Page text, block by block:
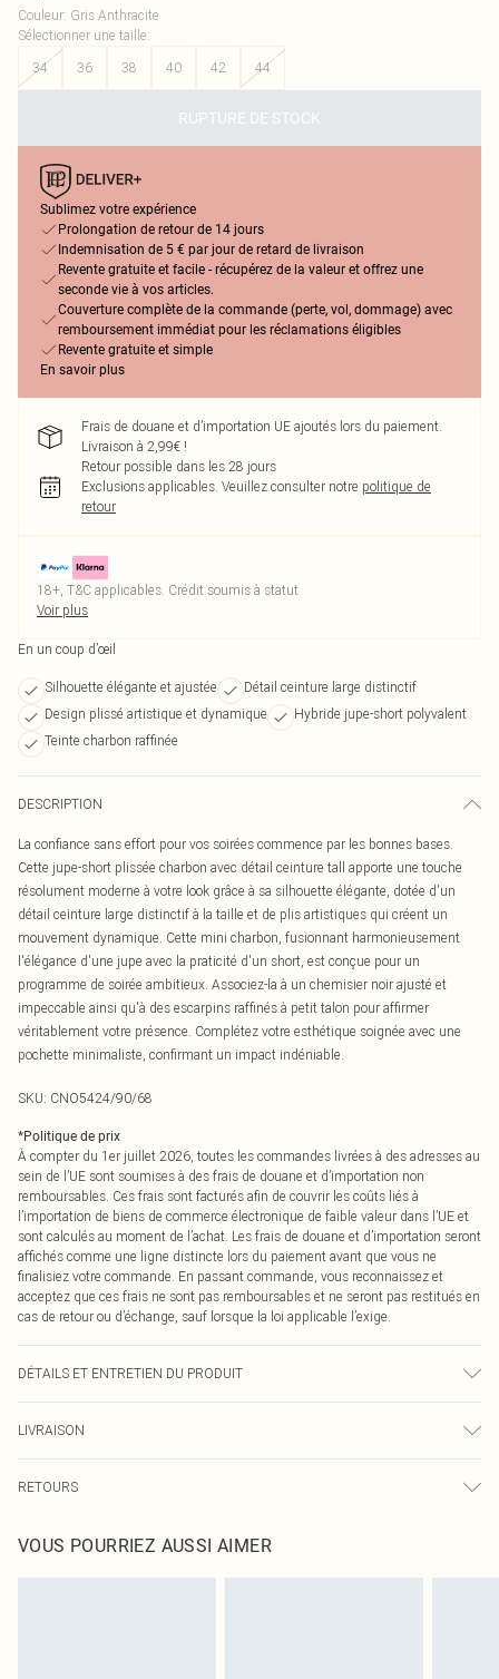
Couleur: Gris Anthracite
Sélectionner une taille:
34
36 38 40 42 44
RUPTURE DE STOCK
Sublimez votre expérience
Prolongation de retour de 14 jours
Indemnisation de 5 € par jour de retard de livraison
Revente gratuite et facile - récupérez de la valeur et offrez une
seconde vie à vos articles.
Couverture complète de la commande (perte, vol, dommage) avec
remboursement immédiat pour les réclamations éligibles
Revente gratuite et simple
En savoir plus
Frais de douane et d’importation UE ajoutés lors du paiement.
Livraison à 2,99€ !
Retour possible dans les 28 jours
Exclusions applicables. Veuillez consulter notre politique de
retour
18+, T&C applicables. Crédit soumis à statut
Voir plus
En un coup d’œil
Silhouette élégante et ajustée
Détail ceinture large distinctif
Design plissé artistique et dynamique
Hybride jupe-short polyvalent
Teinte charbon raffinée
DESCRIPTION
La confiance sans effort pour vos soirées commence par les bonnes bases.
Cette jupe-short plissée charbon avec détail ceinture tall apporte une touche
résolument moderne à votre look grâce à sa silhouette élégante, dotée d'un
détail ceinture large distinctif à la taille et de plis artistiques qui créent un
mouvement dynamique. Cette mini charbon, fusionnant harmonieusement
l'élégance d'une jupe avec la praticité d'un short, est conçue pour un
programme de soirée ambitieux. Associez-la à un chemisier noir ajusté et
impeccable ainsi qu'à des escarpins raffinés à petit talon pour affirmer
véritablement votre présence. Complétez votre esthétique soignée avec une
pochette minimaliste, confirmant un impact indéniable.
SKU: CNO5424/90/68
*Politique de prix
À compter du 1er juillet 2026, toutes les commandes livrées à des adresses au
sein de l’UE sont soumises à des frais de douane et d’importation non
remboursables. Ces frais sont facturés afin de couvrir les coûts liés à
l’importation de biens de commerce électronique de faible valeur dans l’UE et
sont calculés au moment de l’achat. Les frais de douane et d’importation seront
affichés comme une ligne distincte lors du paiement avant que vous ne
finalisiez votre commande. En passant commande, vous reconnaissez et
acceptez que ces frais ne sont pas remboursables et ne seront pas restitués en
cas de retour ou d’échange, sauf lorsque la loi applicable l’exige.
DÉTAILS ET ENTRETIEN DU PRODUIT
couleur peut déteindre.
LIVRAISON
Livraison express France
Jusqu'à 2-3 jours ouvrables
RETOURS
pour nous retourner un article.
Veuillez noter que nous ne pouvons pas rembourser les masques tendance, les
VOUS POURRIEZ AUSSI AIMER